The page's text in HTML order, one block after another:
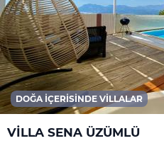
DOĞA İÇERISINDE VILLALAR
VİLLA SENA ÜZÜMLÜ